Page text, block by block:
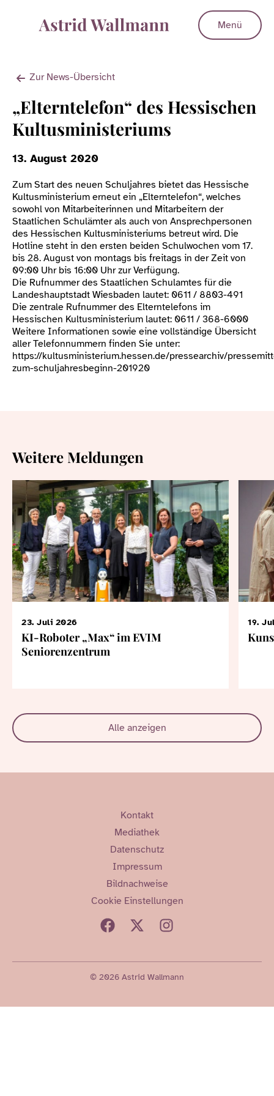
Menü
Zur News-Übersicht
„Elterntelefon“ des Hessischen
Kultusministeriums
13. August 2020
Zum Start des neuen Schuljahres bietet das Hessische
Kultusministerium erneut ein „Elterntelefon“, welches
sowohl von Mitarbeiterinnen und Mitarbeitern der
Staatlichen Schulämter als auch von Ansprechpersonen
des Hessischen Kultusministeriums betreut wird. Die
Hotline steht in den ersten beiden Schulwochen vom 17.
bis 28. August von montags bis freitags in der Zeit von
09:00 Uhr bis 16:00 Uhr zur Verfügung.
Die Rufnummer des Staatlichen Schulamtes für die
Landeshauptstadt Wiesbaden lautet: 0611 / 8803-491
Die zentrale Rufnummer des Elterntelefons im
Hessischen Kultusministerium lautet: 0611 / 368-6000
Weitere Informationen sowie eine vollständige Übersicht
aller Telefonnummern finden Sie unter:
https://kultusministerium.hessen.de/pressearchiv/
zum-schuljahresbeginn-201920
Weitere Meldungen
23. Juli 2026
KI-Roboter „Max“ im EVIM
Seniorenzentrum
19.
Alle anzeigen
Kontakt
Mediathek
Datenschutz
Impressum
Bildnachweise
Cookie Einstellungen
© 2026 Astrid Wallmann